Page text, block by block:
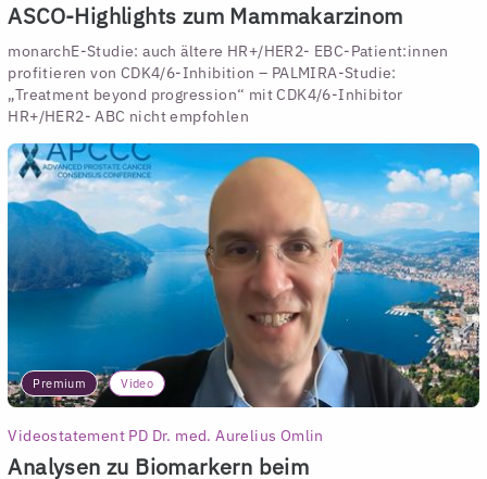
ASCO-Highlights zum Mammakarzinom
monarchE-Studie: auch ältere HR+/HER2- EBC-Patient:innen
profitieren von CDK4/6-Inhibition – PALMIRA-Studie:
„Treatment beyond progression“ mit CDK4/6-Inhibitor
HR+/HER2- ABC nicht empfohlen
Premium Video
Videostatement PD Dr. med. Aurelius Omlin
Analysen zu Biomarkern beim